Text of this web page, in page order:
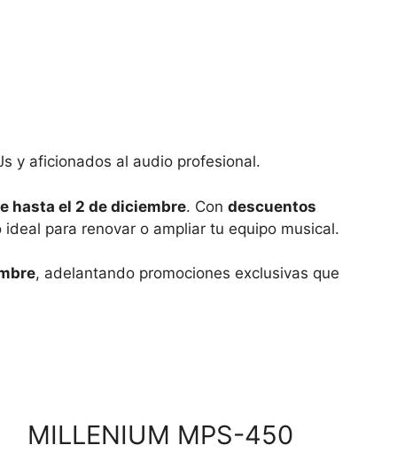
y aficionados al audio profesional.
hasta el 2 de diciembre. Con descuentos
para renovar o ampliar tu equipo musical.
, adelantando promociones exclusivas que
MILLENIUM MPS-450